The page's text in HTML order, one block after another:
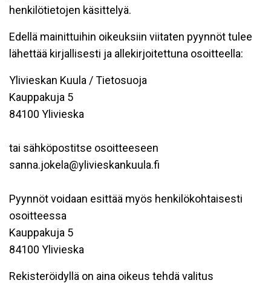
henkilötietojen käsittelyä.
Edellä mainittuihin oikeuksiin viitaten pyynnöt tulee
lähettää kirjallisesti ja allekirjoitettuna osoitteella:
Ylivieskan Kuula / Tietosuoja
Kauppakuja 5
84100 Ylivieska
tai sähköpostitse osoitteeseen
sanna.jokela@ylivieskankuula.fi
Pyynnöt voidaan esittää myös henkilökohtaisesti
osoitteessa
Kauppakuja 5
84100 Ylivieska
Rekisteröidyllä on aina oikeus tehdä valitus